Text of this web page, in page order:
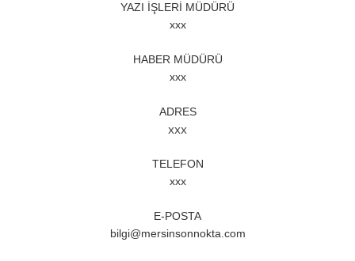
YAZI İŞLERİ MÜDÜRÜ
xxx
HABER MÜDÜRÜ
xxx
ADRES
xxx
TELEFON
xxx
E-POSTA
bilgi@mersinsonnokta.com